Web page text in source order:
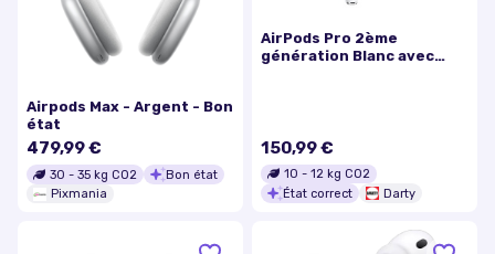
Airpods Max - Argent - Bon
état
479,99 €
30 - 35 kg CO2
Bon état
Pixmania
AirPods Pro 2ème
génération Blanc avec
150,99 €
10 - 12 kg CO2
État correct
Darty